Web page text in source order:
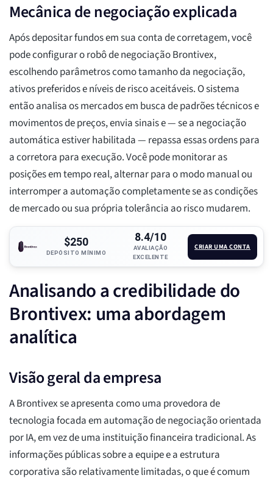
Mecânica de negociação explicada
Após depositar fundos em sua conta de corretagem, você
pode configurar o robô de negociação Brontivex,
escolhendo parâmetros como tamanho da negociação,
ativos preferidos e níveis de risco aceitáveis. O sistema
então analisa os mercados em busca de padrões técnicos e
movimentos de preços, envia sinais e — se a negociação
automática estiver habilitada — repassa essas ordens para
a corretora para execução. Você pode monitorar as
posições em tempo real, alternar para o modo manual ou
interromper a automação completamente se as condições
de mercado ou sua própria tolerância ao risco mudarem.
$250
DEPÓSITO MÍNIMO
8.4/10
AVALIAÇÃO
EXCELENTE
CRIAR UMA CONTA
Analisando a credibilidade do
Brontivex: uma abordagem
analítica
Visão geral da empresa
A Brontivex se apresenta como uma provedora de
tecnologia focada em automação de negociação orientada
por IA, em vez de uma instituição financeira tradicional. As
informações públicas sobre a equipe e a estrutura
corporativa são relativamente limitadas, o que é comum